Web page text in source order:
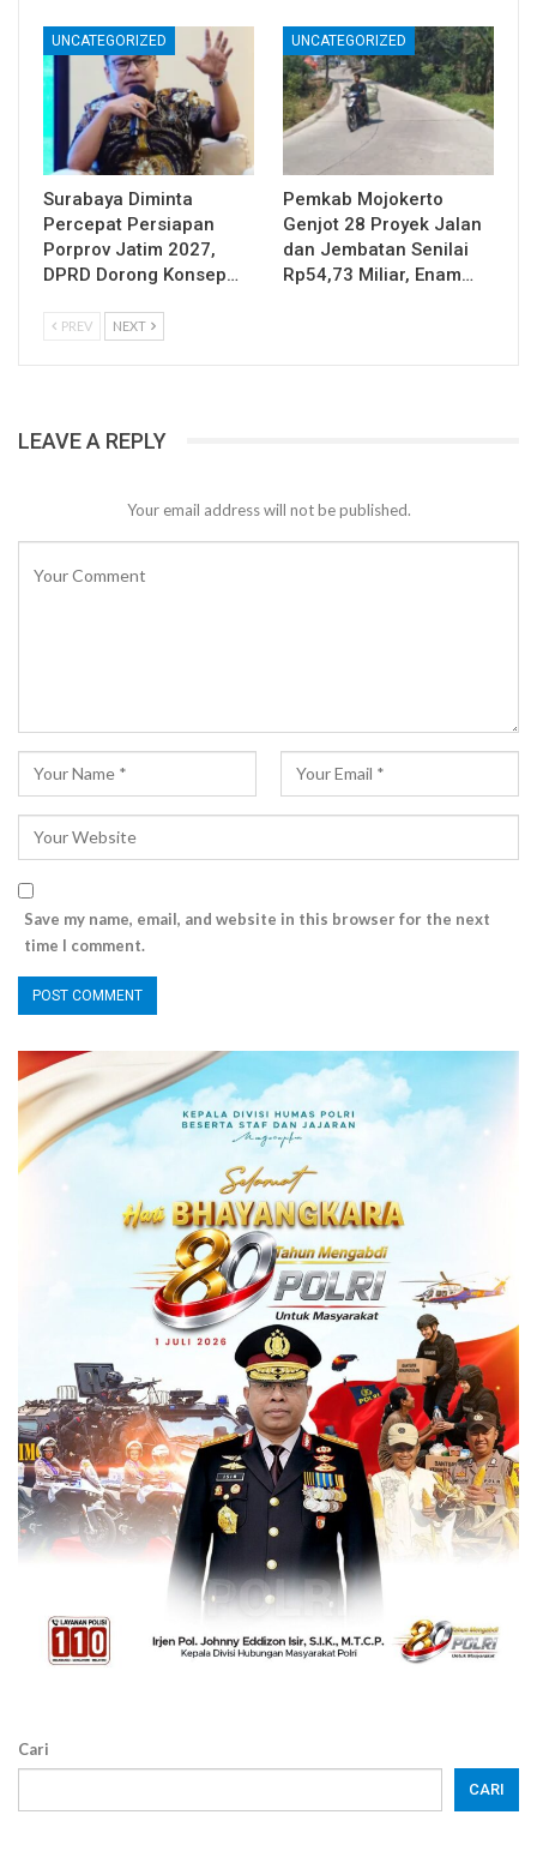
UNCATEGORIZED
Surabaya Diminta
Percepat Persiapan
Porprov Jatim 2027,
DPRD Dorong Konsep…
UNCATEGORIZED
Pemkab Mojokerto
Genjot 28 Proyek Jalan
dan Jembatan Senilai
Rp54,73 Miliar, Enam…
PREV NEXT
LEAVE A REPLY
Your email address will not be published.
Save my name, email, and website in this browser for the next
time I comment.
Cari
CARI